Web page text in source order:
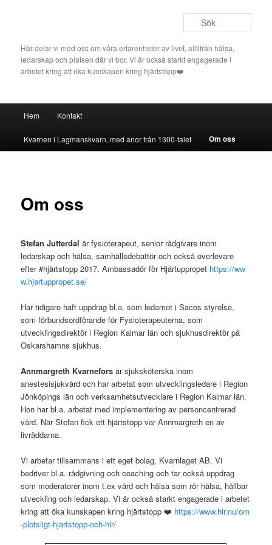
innehållHär delar vi med oss om våra erfarenheter av livet, alltifrån hälsa,
ledarskap och platsen där vi bor. Vi är också starkt engagerade i
arbetet kring att öka kunskapen kring hjärtstopp❤️
Hem Kontakt
Kvarnen i Lagmanskvarn, med anor från 1300-talet Om oss
Om oss
Stefan Jutterdal är fysioterapeut, senior rådgivare inom
ledarskap och hälsa, samhällsdebattör och också överlevare
efter #hjärtstopp 2017. Ambassadör för Hjärtuppropet https://ww
w.hjartuppropet.se/
Har tidigare haft uppdrag bl.a. som ledamot i Sacos styrelse,
som förbundsordförande för Fysioterapeuterna, som
utvecklingsdirektör i Region Kalmar län och sjukhusdirektör på
Oskarshamns sjukhus.
Annmargreth Kvarnefors är sjuksköterska inom
anestesisjukvård och har arbetat som utvecklingsledare i Region
Jönköpings län och verksamhetsutvecklare i Region Kalmar län.
Hon har bl.a. arbetat med implementering av personcentrerad
vård. När Stefan fick ett hjärtstopp var Annmargreth en av
livräddarna.
Vi arbetar tillsammans i ett eget bolag, Kvarnlaget AB. Vi
bedriver bl.a. rådgivning och coaching och tar också uppdrag
som moderatorer inom t.ex vård och hälsa som rör hälsa, hållbar
utveckling och ledarskap. Vi är också starkt engagerade i arbetet
kring att öka kunskapen kring hjärtstopp ❤️ https://www.hlr.nu/om
-plotsligt-hjartstopp-och-hlr/